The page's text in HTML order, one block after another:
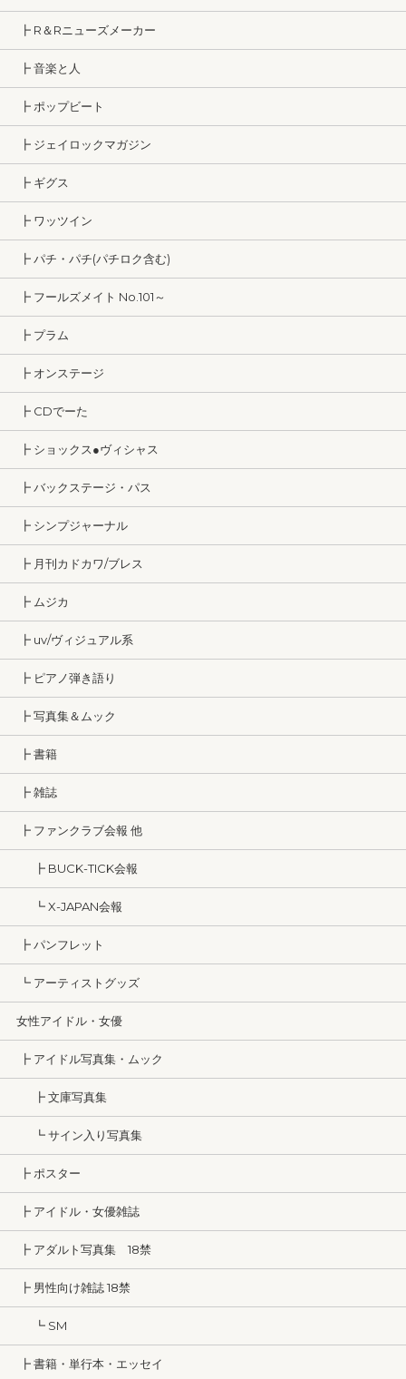
┣ R＆Rニューズメーカー
┣ 音楽と人
┣ ポップビート
┣ ジェイロックマガジン
┣ ギグス
┣ ワッツイン
┣ パチ・パチ(パチロク含む)
┣ フールズメイト No.101～
┣ プラム
┣ オンステージ
┣ CDでーた
┣ ショックス●ヴィシャス
┣ バックステージ・パス
┣ シンプジャーナル
┣ 月刊カドカワ/ブレス
┣ ムジカ
┣ uv/ヴィジュアル系
┣ ピアノ弾き語り
┣ 写真集＆ムック
┣ 書籍
┣ 雑誌
┣ ファンクラブ会報 他
┣ BUCK-TICK会報
┗ X-JAPAN会報
┣ パンフレット
┗ アーティストグッズ
女性アイドル・女優
┣ アイドル写真集・ムック
┣ 文庫写真集
┗ サイン入り写真集
┣ ポスター
┣ アイドル・女優雑誌
┣ アダルト写真集 18禁
┣ 男性向け雑誌 18禁
┗ SM
┣ 書籍・単行本・エッセイ